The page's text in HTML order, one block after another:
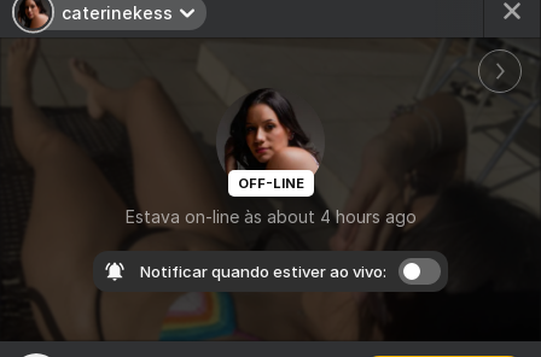
caterinekess
OFF-LINE
Estava on-line às about 4 hours ago
Notificar quando estiver ao vivo: